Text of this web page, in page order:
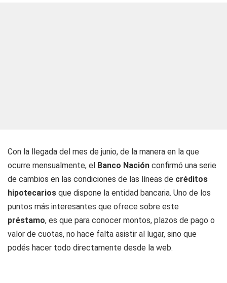
Con la llegada del mes de junio, de la manera en la que
ocurre mensualmente, el Banco Nación confirmó una serie
de cambios en las condiciones de las líneas de créditos
hipotecarios que dispone la entidad bancaria. Uno de los
puntos más interesantes que ofrece sobre este
préstamo, es que para conocer montos, plazos de pago o
valor de cuotas, no hace falta asistir al lugar, sino que
podés hacer todo directamente desde la web.